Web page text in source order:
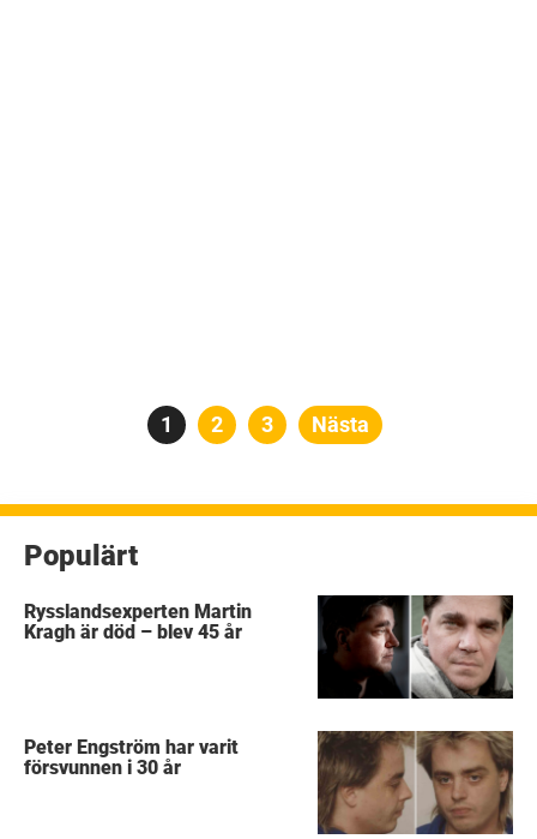
Sidnumrering
Sida
1 Sida
2 Sida
3 Nästa
Populärt
Rysslandsexperten Martin
Kragh är död – blev 45 år
Peter Engström har varit
försvunnen i 30 år